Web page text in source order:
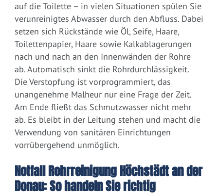
auf die Toilette – in vielen Situationen spülen Sie
verunreinigtes Abwasser durch den Abfluss. Dabei
setzen sich Rückstände wie Öl, Seife, Haare,
Toilettenpapier, Haare sowie Kalkablagerungen
nach und nach an den Innenwänden der Rohre
ab. Automatisch sinkt die Rohrdurchlässigkeit.
Die Verstopfung ist vorprogrammiert, das
unangenehme Malheur nur eine Frage der Zeit.
Am Ende fließt das Schmutzwasser nicht mehr
ab. Es bleibt in der Leitung stehen und macht die
Verwendung von sanitären Einrichtungen
vorrübergehend unmöglich.
Notfall Rohrreinigung Höchstädt an der
Donau: So handeln Sie richtig